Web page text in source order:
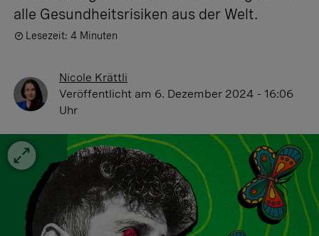
alle Gesundheitsrisiken aus der Welt.
Lesezeit: 4 Minuten
Nicole Krättli
Veröffentlicht am 6. Dezember 2024 - 16:06
Uhr